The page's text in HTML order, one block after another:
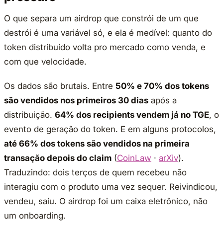
O que separa um airdrop que constrói de um que
destrói é uma variável só, e ela é medível: quanto do
token distribuído volta pro mercado como venda, e
com que velocidade.
Os dados são brutais. Entre 50% e 70% dos tokens
são vendidos nos primeiros 30 dias após a
distribuição. 64% dos recipients vendem já no TGE, o
evento de geração do token. E em alguns protocolos,
até 66% dos tokens são vendidos na primeira
transação depois do claim (CoinLaw · arXiv).
Traduzindo: dois terços de quem recebeu não
interagiu com o produto uma vez sequer. Reivindicou,
vendeu, saiu. O airdrop foi um caixa eletrônico, não
um onboarding.